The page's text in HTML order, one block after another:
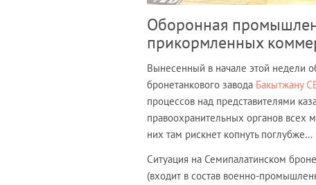
Оборонная
прикормленных
Вынесенный в начале этой недели
бронетанкового завода Бакытжану
процессов над представителями
правоохранительных органов всех
них там рискнет копнуть поглубже…
Ситуация на Семипалатинском
(входит в состав военно-